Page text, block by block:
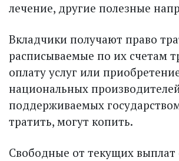
лечение, другие полезные
Вкладчики получают право
расписываемые по их счетам
оплату услуг или
национальных
поддерживаемых
тратить, могут копить.
Свободные от текущих выплат